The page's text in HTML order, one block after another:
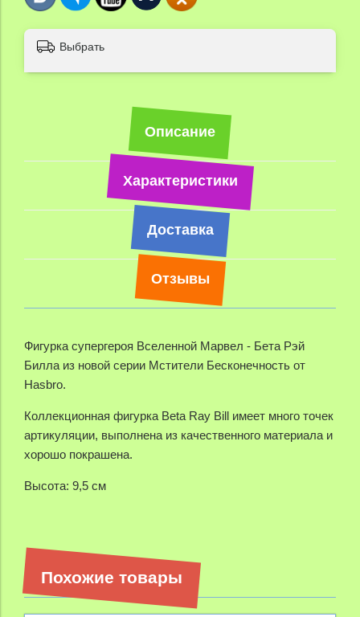
Выбрать
Описание
Характеристики
Доставка
Отзывы
Фигурка супергероя Вселенной Марвел - Бета Рэй
Билла из новой серии Мстители Бесконечность от
Hasbro.
Коллекционная фигурка Beta Ray Bill имеет много точек
артикуляции, выполнена из качественного материала и
хорошо покрашена.
Высота: 9,5 см
Похожие товары